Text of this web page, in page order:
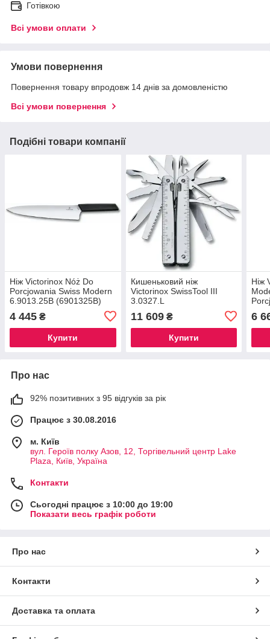
Готівкою
Всі умови оплати
Умови повернення
Повернення товару впродовж 14 днів за домовленістю
Всі умови повернення
Подібні товари компанії
Ніж Victorinox Nóż Do
Porcjowania Swiss Modern
6.9013.25B (6901325B)
4 445 ₴
Купити
Кишеньковий ніж
Victorinox SwissTool III
3.0327.L
11 609₴
Купити
Ніж
6
Про нас
92% позитивних з 95 відгуків за рік
Працює з 30.08.2016
м. Київ
вул. Героїв полку Азов, 12, Торгівельний центр Lake
Plaza, Київ, Україна
Контакти
Сьогодні працює з 10:00 до 19:00
Показати весь графік роботи
Про нас
Контакти
Доставка та оплата